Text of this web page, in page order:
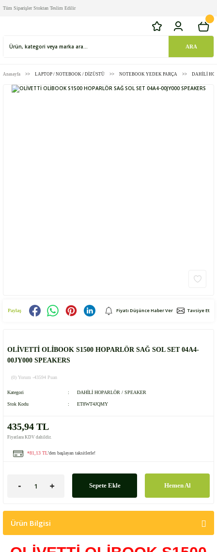
Tüm Siparişler Stoktan Teslim Edilir
ARA
Anasayfa LAPTOP / NOTEBOOK / DİZÜSTÜ NOTEBOOK YEDEK PARÇA DAHİLİ
Paylaş Fiyatı Düşünce Haber Ver Tavsiye Et
OLİVETTİ OLİBOOK S1500 HOPARLÖR SAĞ SOL SET 04A4-
00JY000 SPEAKERS
(0) Yorum -43594 Puan
Kategori DAHİLİ HOPARLÖR / SPEAKER
Stok Kodu ET8WT4JQMY
435,94 TL
Fiyatlara KDV dahildir.
*81,13 TL'den başlayan taksitlerle!
Sepete Ekle Hemen Al
Ürün Bilgisi